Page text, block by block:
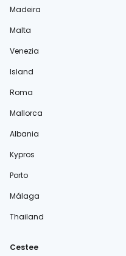
Madeira
Malta
Venezia
Island
Roma
Mallorca
Albania
Kypros
Porto
Málaga
Thailand
Cestee